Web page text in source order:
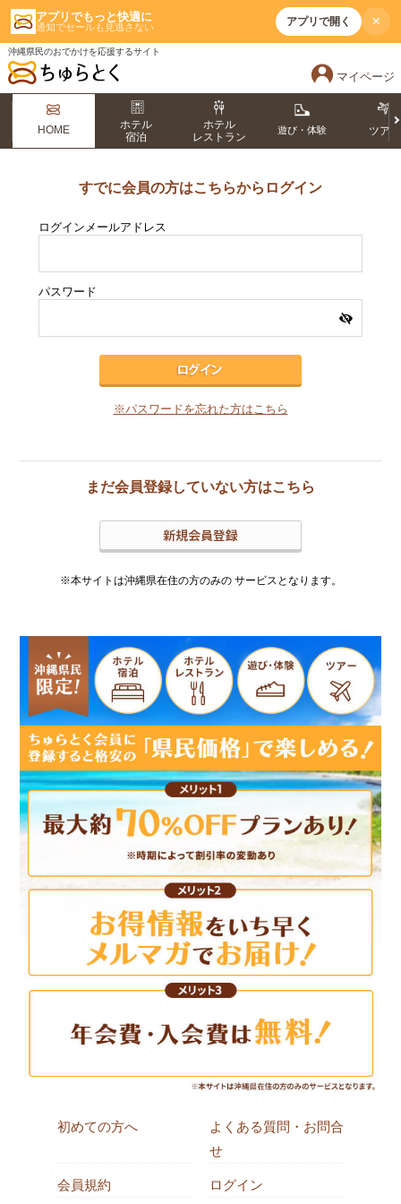
アプリでもっと快適に
通知でセールも見逃さない アプリで開く ×
沖縄県民のおでかけを応援するサイト
マイページ
HOME
ホテル
宿泊
ホテル
レストラン
遊び・体験 ツアー
すでに会員の方はこちらからログイン
ログインメールアドレス
パスワード
※パスワードを忘れた方はこちら
まだ会員登録していない方はこちら
※本サイトは沖縄県在住の方のみのサービスとなります。
初めての方へ
よくある質問・お問合
せ
会員規約 ログイン